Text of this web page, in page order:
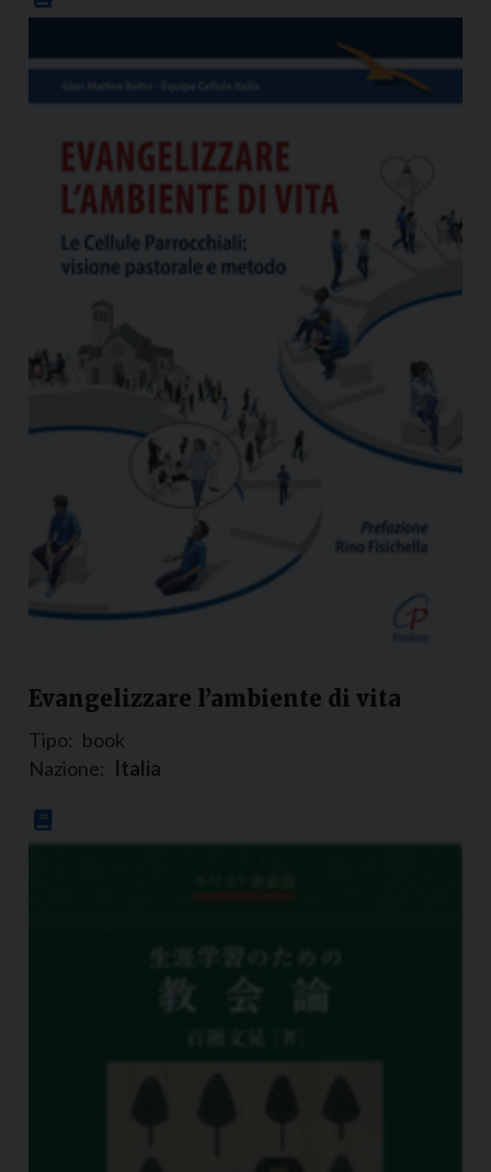
Evangelizzare l’ambiente di vita
Tipo: book
Nazione: Italia